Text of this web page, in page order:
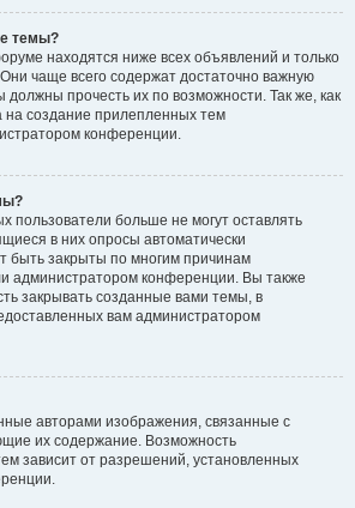
темы?
находятся ниже всех объявлений и только
чаще всего содержат достаточно важную
прочесть их по возможности. Так же, как
на создание прилепленных тем
конференции.
пользователи больше не могут оставлять
в них опросы автоматически
быть закрыты по многим причинам
администратором конференции. Вы также
закрывать созданные вами темы, в
вам администратором
авторами изображения, связанные с
их содержание. Возможность
зависит от разрешений, установленных